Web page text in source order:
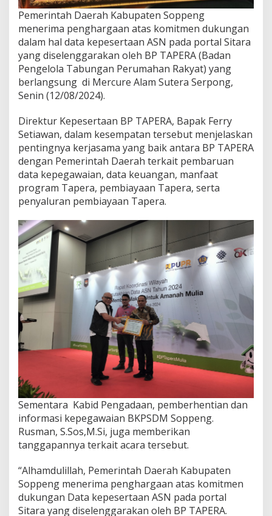
Pemerintah Daerah Kabupaten Soppeng
menerima penghargaan atas komitmen dukungan
dalam hal data kepesertaan ASN pada portal Sitara
yang diselenggarakan oleh BP TAPERA (Badan
Pengelola Tabungan Perumahan Rakyat) yang
berlangsung di Mercure Alam Sutera Serpong,
Senin (12/08/2024).
Direktur Kepesertaan BP TAPERA, Bapak Ferry
Setiawan, dalam kesempatan tersebut menjelaskan
pentingnya kerjasama yang baik antara BP TAPERA
dengan Pemerintah Daerah terkait pembaruan
data kepegawaian, data keuangan, manfaat
program Tapera, pembiayaan Tapera, serta
penyaluran pembiayaan Tapera.
Sementara Kabid Pengadaan, pemberhentian dan
informasi kepegawaian BKPSDM Soppeng.
Rusman, S.Sos,M.Si, juga memberikan
tanggapannya terkait acara tersebut.
“Alhamdulillah, Pemerintah Daerah Kabupaten
Soppeng menerima penghargaan atas komitmen
dukungan Data kepesertaan ASN pada portal
Sitara yang diselenggarakan oleh BP TAPERA.